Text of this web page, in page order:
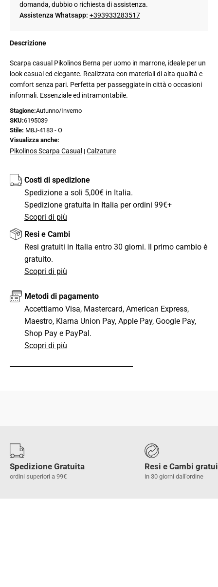
domanda, dubbio o richiesta di assistenza.
Assistenza Whatsapp: +393933283517
Descrizione
Scarpa casual Pikolinos Berna per uomo in marrone, ideale per un
look casual ed elegante. Realizzata con materiali di alta qualità e
comfort senza pari. Perfetta per passeggiate in città o occasioni
informali. Essenziale ed intramontabile.
Stagione:Autunno/Inverno
SKU:6195039
Stile: M8J-4183 - O
Visualizza anche:
Pikolinos Scarpa Casual | Calzature
Costi di spedizione
Spedizione a soli 5,00€ in Italia.
Spedizione gratuita in Italia per ordini 99€+
Scopri di più
Resi e Cambi
Resi gratuiti in Italia entro 30 giorni. Il primo cambio è
gratuito.
Scopri di più
Metodi di pagamento
Accettiamo Visa, Mastercard, American Express,
Maestro, Klarna Union Pay, Apple Pay, Google Pay,
Shop Pay e PayPal.
Scopri di più
Spedizione Gratuita
ordini superiori a 99€
Resi e Cambi
in 30 giorni dall'ordine